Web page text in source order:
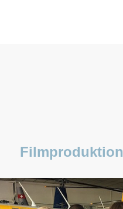
Filmproduktion